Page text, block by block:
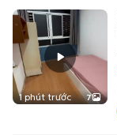
1 phút trước 7